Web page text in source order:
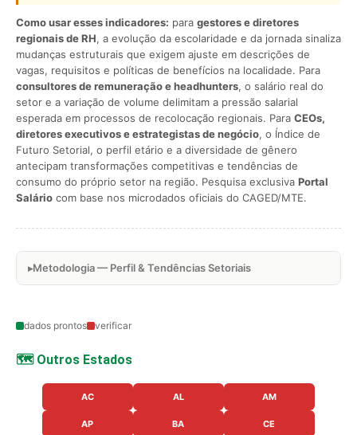
Como usar esses indicadores: para gestores e diretores
regionais de RH, a evolução da escolaridade e da jornada sinaliza
mudanças estruturais que exigem ajuste em descrições de
vagas, requisitos e políticas de benefícios na localidade. Para
consultores de remuneração e headhunters, o salário real do
setor e a variação de volume delimitam a pressão salarial
esperada em processos de recolocação regionais. Para CEOs,
diretores executivos e estrategistas de negócio, o Índice de
Futuro Setorial, o perfil etário e a diversidade de gênero
antecipam transformações competitivas e tendências de
consumo do próprio setor na região. Pesquisa exclusiva Portal
Salário com base nos microdados oficiais do CAGED/MTE.
Metodologia — Perfil & Tendências Setoriais
dados prontos verificar
🗺️ Outros Estados
AC AL AM
AP BA CE